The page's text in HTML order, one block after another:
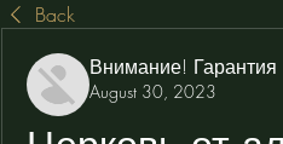
Back
Внимание! Гарантия
August 30, 2023